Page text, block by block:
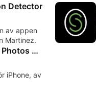
Detector
av appen
Martinez.
Photo Vault Lock Photos Album
iPhone, av